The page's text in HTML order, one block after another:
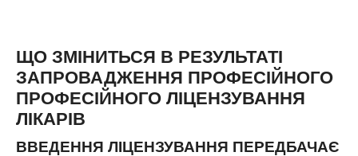
ЩО ЗМІНИТЬСЯ В РЕЗУЛЬТАТІ
ЗАПРОВАДЖЕННЯ ПРОФЕСІЙНОГО
ПРОФЕСІЙНОГО ЛІЦЕНЗУВАННЯ
ЛІКАРІВ
ВВЕДЕННЯ ЛІЦЕНЗУВАННЯ ПЕРЕДБАЧАЄ